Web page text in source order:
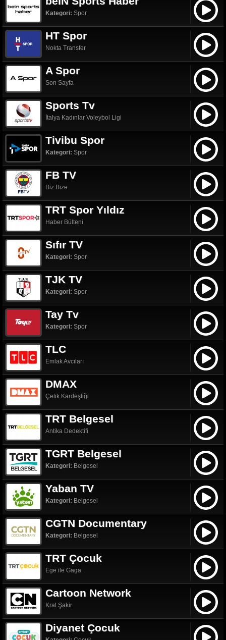
Kategori: Spor
HT Spor
Nokta Transfer
A Spor
Son Sayfa
Sports Tv
İtalya Kadınlar Voleybol Ligi
Tivibu Spor
Kategori: Spor
FB TV
Biz Bize
TRT Spor Yıldız
Haber Bülteni
Sıfır TV
Kategori: Spor
TJK TV
Kategori: Spor
Tay Tv
Kategori: Spor
TLC
Emlak Avcıları
DMAX
Çelik Kardeşliği
TRT Belgesel
Antika Dedektifi
TGRT Belgesel
Kategori: Belgesel
Yaban TV
Kategori: Belgesel
CGTN Documentary
Kategori: Belgesel
TRT Çocuk
Ege ile Gaga
Cartoon Network
Kral Şakir
Diyanet Çocuk